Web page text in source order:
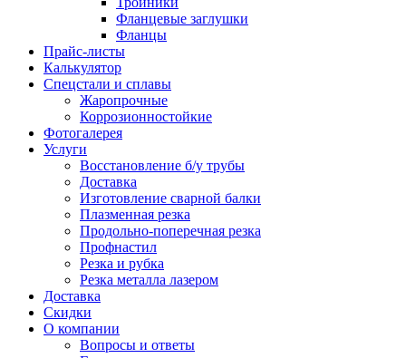
Фланцевые заглушки
Фланцы
Прайс-листы
Калькулятор
Спецстали и сплавы
Жаропрочные
Коррозионностойкие
Фотогалерея
Услуги
Восстановление б/у трубы
Доставка
Изготовление сварной балки
Плазменная резка
Продольно-поперечная резка
Профнастил
Резка и рубка
Резка металла лазером
Доставка
Скидки
О компании
Вопросы и ответы